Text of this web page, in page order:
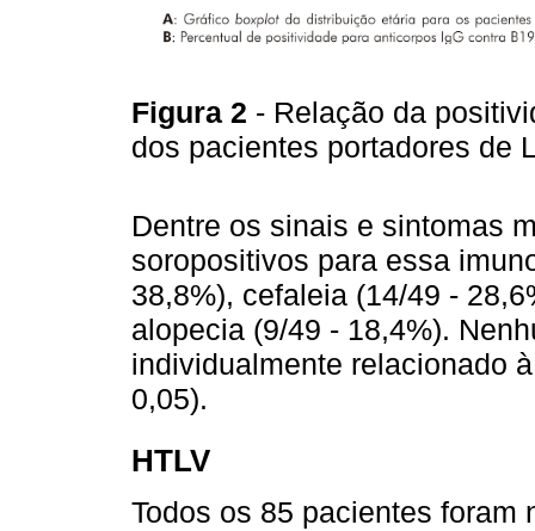
Figura 2 - Relação da
dos pacientes portadores de
Dentre os sinais e sintomas
soropositivos para essa
38,8%), cefaleia (14/49 -
alopecia (9/49 - 18,4%).
individualmente relacionado
0,05).
HTLV
Todos os 85 pacientes foram